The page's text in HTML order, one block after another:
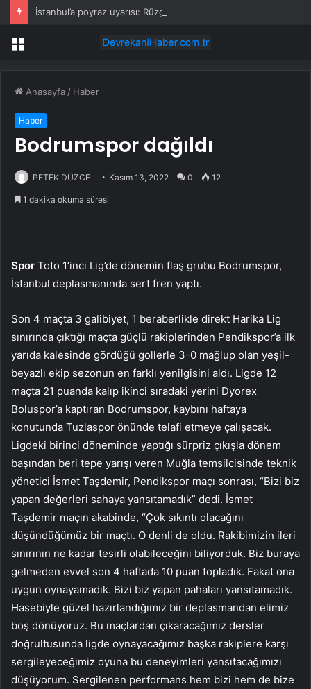
İstanbul’a poyraz uyarısı: Rüzgar kuvvetlenecek!
Menü
Anasayfa / Haber
Haber
Bodrumspor dağıldı
PETEK DÜZCE Kasım 13, 2022 0 12
1 dakika okuma süresi
Spor Toto 1’inci Lig’de dönemin flaş grubu Bodrumspor,
İstanbul deplasmanında sert fren yaptı.
Son 4 maçta 3 galibiyet, 1 beraberlikle direkt Harika Lig
sınırında çıktığı maçta güçlü rakiplerinden Pendikspor’a ilk
yarıda kalesinde gördüğü gollerle 3-0 mağlup olan yeşil-
beyazlı ekip sezonun en farklı yenilgisini aldı. Ligde 12
maçta 21 puanda kalıp ikinci sıradaki yerini Dyorex
Boluspor’a kaptıran Bodrumspor, kaybını haftaya
konutunda Tuzlaspor önünde telafi etmeye çalışacak.
Ligdeki birinci döneminde yaptığı sürpriz çıkışla dönem
başından beri tepe yarışı veren Muğla temsilcisinde teknik
yönetici İsmet Taşdemir, Pendikspor maçı sonrası, “Bizi biz
yapan değerleri sahaya yansıtamadık” dedi. İsmet
Taşdemir maçın akabinde, “Çok sıkıntı olacağını
düşündüğümüz bir maçtı. O denli de oldu. Rakibimizin ileri
sınırının ne kadar tesirli olabileceğini biliyorduk. Biz buraya
gelmeden evvel son 4 haftada 10 puan topladık. Fakat ona
uygun oynayamadık. Bizi biz yapan pahaları yansıtamadık.
Hasebiyle güzel hazırlandığımız bir deplasmandan elimiz
boş dönüyoruz. Bu maçlardan çıkaracağımız dersler
doğrultusunda ligde oynayacağımız başka rakiplere karşı
sergileyeceğimiz oyuna bu deneyimleri yansıtacağımızı
düşüyorum. Sergilenen performans hem bizi hem de bize